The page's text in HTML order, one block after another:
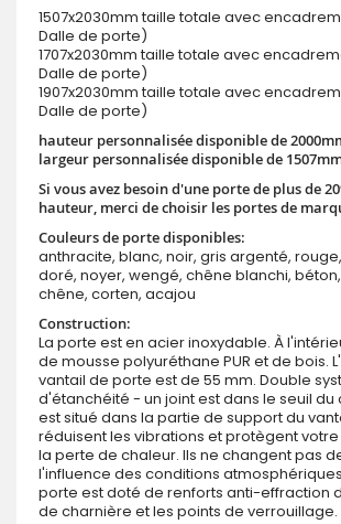
1507x2030mm taille totale avec
Dalle de porte)
1707x2030mm taille totale avec
Dalle de porte)
1907x2030mm taille totale avec
Dalle de porte)
hauteur personnalisée disponible de
largeur personnalisée disponible de
Si vous avez besoin d'une porte de plus de
hauteur, merci de choisir les portes de
Couleurs de porte disponibles:
anthracite, blanc, noir, gris argenté,
doré, noyer, wengé, chêne blanchi,
chêne, corten, acajou
Construction:
La porte est en acier inoxydable. À
de mousse polyuréthane PUR et de bois.
vantail de porte est de 55 mm. Double
d'étanchéité - un joint est dans le seuil
est situé dans la partie de support du
réduisent les vibrations et protègent
la perte de chaleur. Ils ne changent pas
l'influence des conditions
porte est doté de renforts anti-effraction
de charnière et les points de verrouillage.